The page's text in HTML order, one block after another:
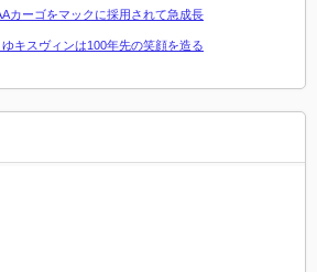
カーゴをマックに採用されて急成長
キスヴィンは100年先の笑顔を造る